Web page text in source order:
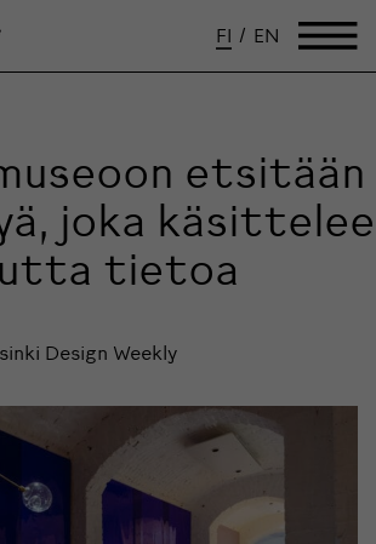
FI / EN
etsitään
joka käsittelee
tietoa
Design Weekly